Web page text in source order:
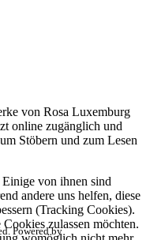
von Rosa Luxemburg
online zugänglich und
Stöbern und zum Lesen
Powered by
von ihnen sind
andere uns helfen, diese
(Tracking Cookies).
zulassen möchten.